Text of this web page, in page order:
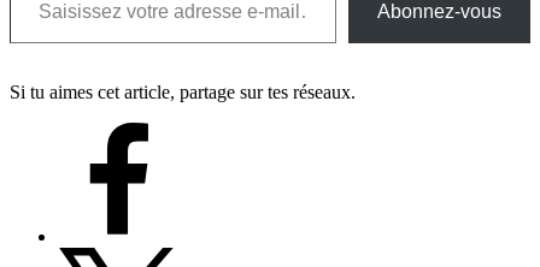
Abonnez-vous
Si tu aimes cet article, partage sur tes réseaux.